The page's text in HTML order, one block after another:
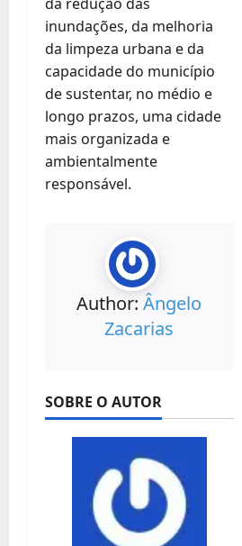
inundações, da melhoria
da limpeza urbana e da
capacidade do município
de sustentar, no médio e
longo prazos, uma cidade
mais organizada e
ambientalmente
responsável.
Author: Ângelo
Zacarias
SOBRE O AUTOR